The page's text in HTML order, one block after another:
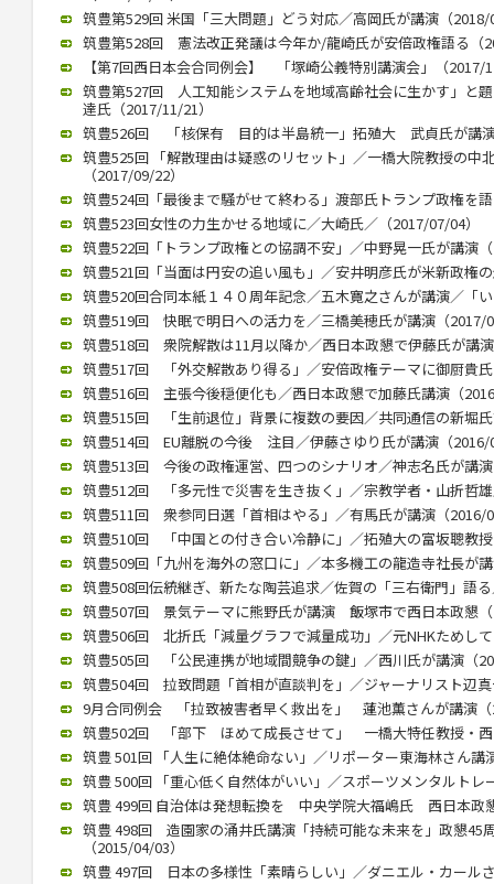
筑豊第529回 米国「三大問題」どう対応／高岡氏が講演（
筑豊第528回 憲法改正発議は今年か/龍崎氏が安倍政権語る（
【第7回西日本会合同例会】 「塚崎公義特別講演会」（2017/
筑豊第527回 人工知能システムを地域高齢社会に生かす」と
達氏（2017/11/21）
筑豊526回 「核保有 目的は半島統一」拓殖大 武貞氏が講
筑豊525回 「解散理由は疑惑のリセット」／一橋大院教授の中
（2017/09/22）
筑豊524回「最後まで騒がせて終わる」渡部氏トランプ政権を
筑豊523回女性の力生かせる地域に／大崎氏／（2017/07/04）
筑豊522回「トランプ政権との協調不安」／中野晃一氏が講演
筑豊521回「当面は円安の追い風も」／安井明彦氏が米新政権
筑豊520回合同本紙１４０周年記念／五木寛之さんが講演／「
筑豊519回 快眠で明日への活力を／三橋美穂氏が講演（2017/
筑豊518回 衆院解散は11月以降か／西日本政懇で伊藤氏が講
筑豊517回 「外交解散あり得る」／安倍政権テーマに御厨貴
筑豊516回 主張今後穏便化も／西日本政懇で加藤氏講演（
筑豊515回 「生前退位」背景に複数の要因／共同通信の新堀
筑豊514回 EU離脱の今後 注目／伊藤さゆり氏が講演（2016/
筑豊513回 今後の政権運営、四つのシナリオ／神志名氏が講
筑豊512回 「多元性で災害を生き抜く」／宗教学者・山折哲
筑豊511回 衆参同日選「首相はやる」／有馬氏が講演（2016/
筑豊510回 「中国との付き合い冷静に」／拓殖大の富坂聰教
筑豊509回「九州を海外の窓口に」／本多機工の龍造寺社長が
筑豊508回伝統継ぎ、新たな陶芸追求／佐賀の「三右衛門」語
筑豊507回 景気テーマに熊野氏が講演 飯塚市で西日本政懇
筑豊506回 北折氏「減量グラフで減量成功」／元NHKためし
筑豊505回 「公民連携が地域間競争の鍵」／西川氏が講演（
筑豊504回 拉致問題「首相が直談判を」／ジャーナリスト辺
9月合同例会 「拉致被害者早く救出を」 蓮池薫さんが講演
筑豊502回 「部下 ほめて成長させて」 一橋大特任教授・西
筑豊 501回 「人生に絶体絶命ない」／リポーター東海林さん講
筑豊 500回 「重心低く自然体がいい」／スポーツメンタルト
筑豊 499回 自治体は発想転換を 中央学院大福嶋氏 西日本政
筑豊 498回 造園家の涌井氏講演「持続可能な未来を」政懇45
（2015/04/03）
筑豊 497回 日本の多様性「素晴らしい」／ダニエル・カール